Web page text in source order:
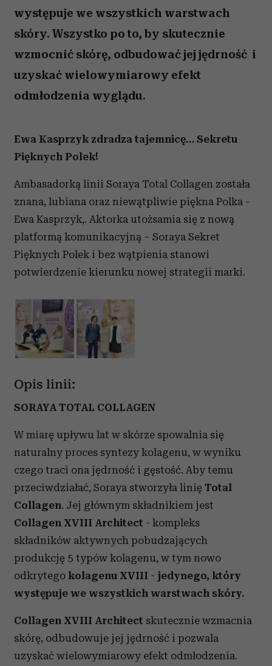
występuje we wszystkich warstwach
skóry. Wszystko po to, by skutecznie
wzmocnić skórę, odbudować jej jędrność i
uzyskać wielowymiarowy efekt
odmłodzenia wyglądu.
Ewa Kasprzyk zdradza tajemnicę… Sekretu
Pięknych Polek!
Ambasadorką linii Soraya Total Collagen została
znana, lubiana oraz niewątpliwie piękna Polka -
Ewa Kasprzyk,. Aktorka utożsamia się z nową
platformą komunikacyjną – Soraya Sekret
Pięknych Polek i bez wątpienia stanowi
potwierdzenie kierunku nowej strategii marki.
Opis linii:
SORAYA TOTAL COLLAGEN
W miarę upływu lat w skórze spowalnia się
naturalny proces syntezy kolagenu, w wyniku
czego traci ona jędrność i gęstość. Aby temu
przeciwdziałać, Soraya stworzyła linię Total
Collagen. Jej głównym składnikiem jest
Collagen XVIII Architect - kompleks
składników aktywnych pobudzających
produkcję 5 typów kolagenu, w tym nowo
odkrytego kolagenu XVIII - jedynego, który
występuje we wszystkich warstwach skóry.
Collagen XVIII Architect skutecznie wzmacnia
skórę, odbudowuje jej jędrność i pozwala
uzyskać wielowymiarowy efekt odmłodzenia.